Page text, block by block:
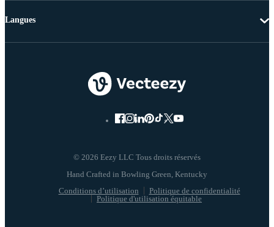
© 2026 Eezy LLC Tous droits réservés
Conditions d’utilisation
Politique de confidentialité
Politique d'utilisation équitable
Langues